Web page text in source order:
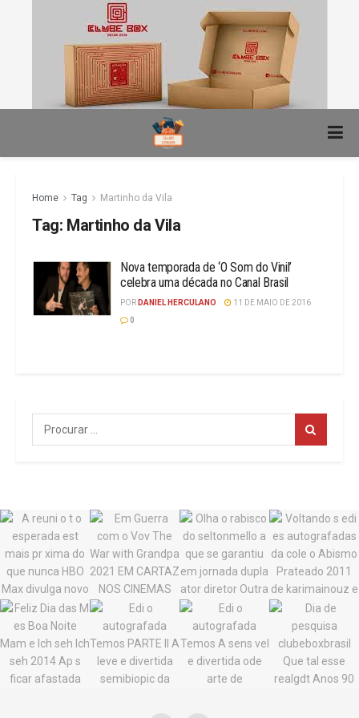
Home Tag Martinho da Vila
Tag: Martinho da Vila
Nova temporada de ‘O Som do Vinil’
celebra uma década no Canal Brasil
POR DANIEL HERCULANO
11 DE MAIO DE 2016
0